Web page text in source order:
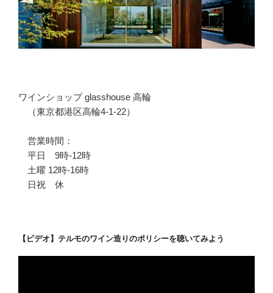
ワインショップ glasshouse 高輪
（東京都港区高輪4-1-22）
営業時間：
平日 9時-12時
土曜 12時-16時
日祝 休
【ビデオ】テルモのワイン造りのポリシーを聴いてみよう